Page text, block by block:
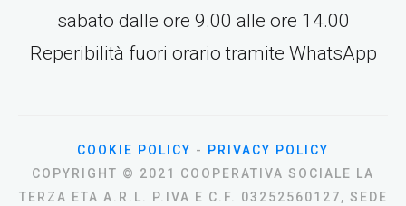
sabato dalle ore 9.00 alle ore 14.00
Reperibilità fuori orario tramite WhatsApp
COOKIE POLICY -
PRIVACY POLICY
COPYRIGHT © 2021 COOPERATIVA SOCIALE LA
TERZA ETA A.R.L. P.IVA E C.F. 03252560127, SEDE